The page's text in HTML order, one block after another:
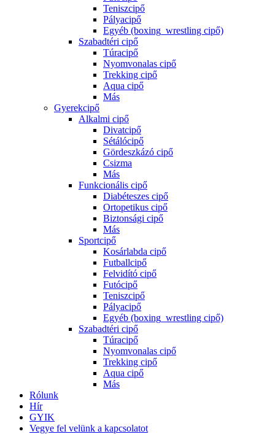
Teniszcipő
Pályacipő
Egyéb (boxing_wrestling cipő)
Szabadtéri cipő
Túracipő
Nyomvonalas cipő
Trekking cipő
Aqua cipő
Más
Gyerekcipő
Alkalmi cipő
Divatcipő
Sétálócipő
Gördeszkázó cipő
Csizma
Más
Funkcionális cipő
Diabéteszes cipő
Ortopetikus cipő
Biztonsági cipő
Más
Sportcipő
Kosárlabda cipő
Futballcipő
Felvidító cipő
Futócipő
Teniszcipő
Pályacipő
Egyéb (boxing_wrestling cipő)
Szabadtéri cipő
Túracipő
Nyomvonalas cipő
Trekking cipő
Aqua cipő
Más
Rólunk
Hír
GYIK
Vegye fel velünk a kapcsolatot